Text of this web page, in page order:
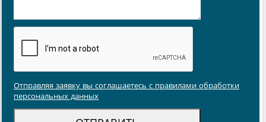
Отправляя заявку вы соглашаетесь с правилами обработки
персональных данных